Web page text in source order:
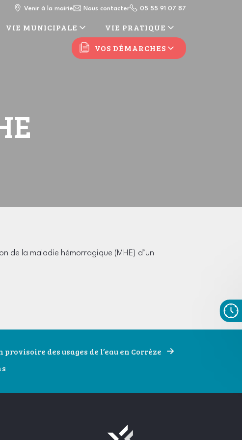
Venir à la mairie Nous contacter 05 55 91 07 87
VIE MUNICIPALE VIE PRATIQUE
VOS DÉMARCHES
de la maladie hémorragique (MHE) d’un
des usages de l’eau en Corrèze